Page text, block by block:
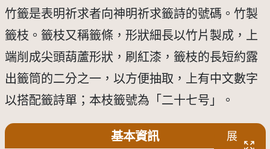
竹籤是表明祈求者向神明祈求籤詩的號碼。竹製
籤枝。籤枝又稱籤條，形狀細長以竹片製成，上
端削成尖頭葫蘆形狀，刷紅漆，籤枝的長短約露
出籤筒的二分之一，以方便抽取，上有中文數字
以搭配籤詩單；本枝籤號為「二十七号」。
基本資訊
展